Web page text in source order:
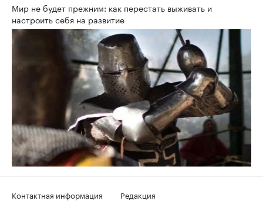
Мир не будет прежним: как перестать выживать и
настроить себя на развитие
Контактная информация
Редакция